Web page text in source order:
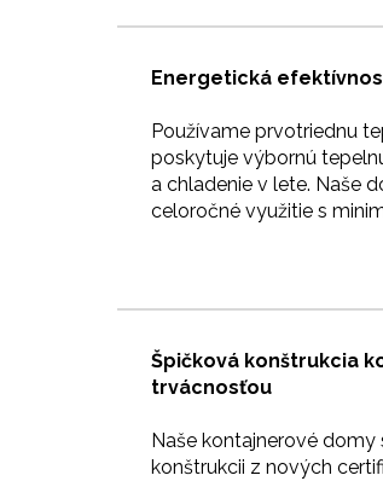
Energetická
Používame prvotriednu
poskytuje výbornú
a chladenie v lete. Naše
celoročné využitie s
Špičková konštrukcia
trvácnosťou
Naše kontajnerové
konštrukcii z nových